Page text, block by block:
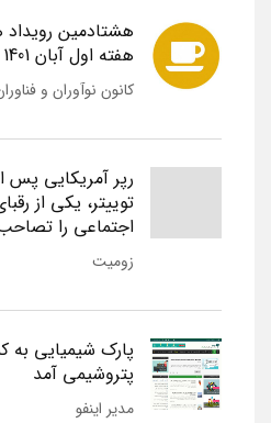
هشتادمین
هفته اول آبان 1401 برگزار می شود
کانون نوآوران و
رپر آمریکایی پس
توییتر، یکی از
اجتماعی را
زومیت
پارک شیمیایی به
پتروشیمی آمد
مدیر اینفو